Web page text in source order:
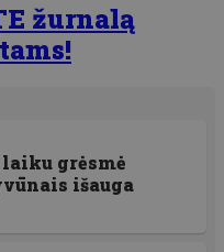
žurnalą
laiku grėsmė
išauga